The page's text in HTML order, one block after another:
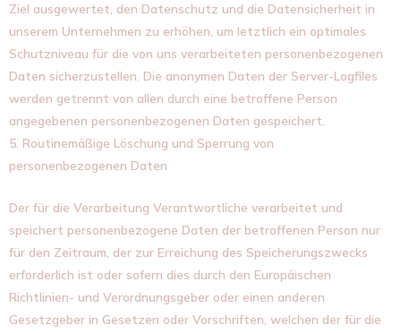
Ziel ausgewertet, den Datenschutz und die Datensicherheit in
unserem Unternehmen zu erhöhen, um letztlich ein optimales
Schutzniveau für die von uns verarbeiteten personenbezogenen
Daten sicherzustellen. Die anonymen Daten der Server-Logfiles
werden getrennt von allen durch eine betroffene Person
angegebenen personenbezogenen Daten gespeichert.
5. Routinemäßige Löschung und Sperrung von
personenbezogenen Daten
Der für die Verarbeitung Verantwortliche verarbeitet und
speichert personenbezogene Daten der betroffenen Person nur
für den Zeitraum, der zur Erreichung des Speicherungszwecks
erforderlich ist oder sofern dies durch den Europäischen
Richtlinien- und Verordnungsgeber oder einen anderen
Gesetzgeber in Gesetzen oder Vorschriften, welchen der für die